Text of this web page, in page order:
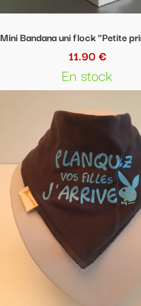
Mini Bandana uni flock "Petite
11.90 €
En stock